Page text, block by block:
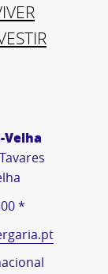
Velha
*